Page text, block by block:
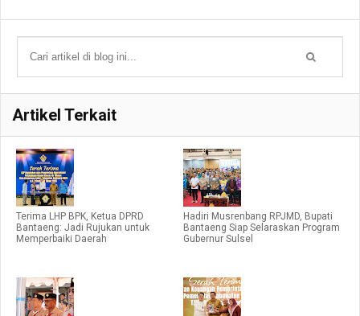
Artikel Terkait
Terima LHP BPK, Ketua DPRD
Bantaeng: Jadi Rujukan untuk
Memperbaiki Daerah
Hadiri Musrenbang RPJMD, Bupati
Bantaeng Siap Selaraskan Program
Gubernur Sulsel